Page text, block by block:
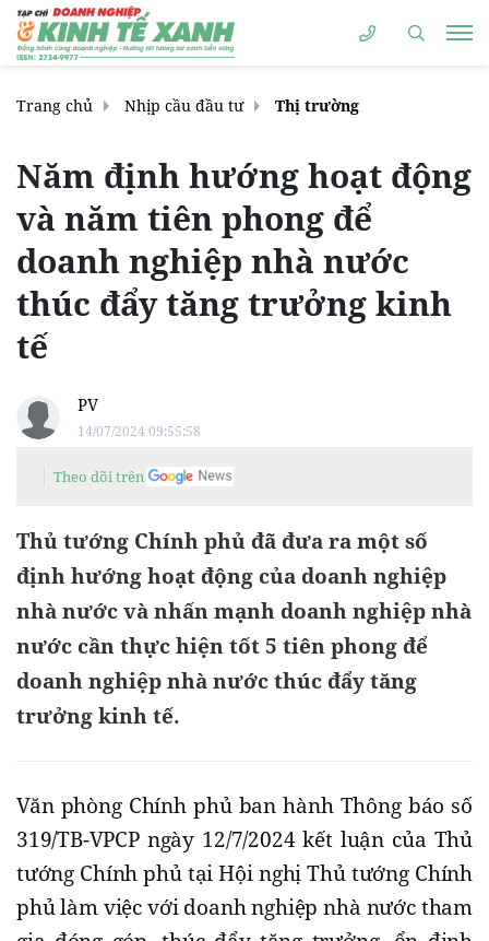
Trang chủ Nhịp cầu đầu tư Thị trường
Năm định hướng hoạt động
và năm tiên phong để
doanh nghiệp nhà nước
thúc đẩy tăng trưởng kinh
tế
PV
14/07/2024 09:55:58
Theo dõi trên
Thủ tướng Chính phủ đã đưa ra một số
định hướng hoạt động của doanh nghiệp
nhà nước và nhấn mạnh doanh nghiệp nhà
nước cần thực hiện tốt 5 tiên phong để
doanh nghiệp nhà nước thúc đẩy tăng
trưởng kinh tế.
Văn phòng Chính phủ ban hành Thông báo số
319/TB-VPCP ngày 12/7/2024 kết luận của Thủ
tướng Chính phủ tại Hội nghị Thủ tướng Chính
phủ làm việc với doanh nghiệp nhà nước tham